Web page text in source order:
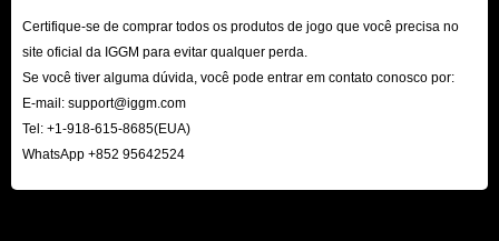
Certifique-se de comprar todos os produtos de jogo que você precisa no
site oficial da IGGM para evitar qualquer perda.
Se você tiver alguma dúvida, você pode entrar em contato conosco por:
E-mail: support@iggm.com
Tel: +1-918-615-8685(EUA)
WhatsApp +852 95642524